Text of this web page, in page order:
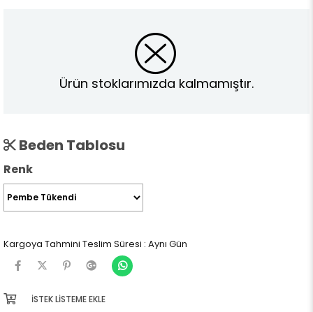
Ürün stoklarımızda kalmamıştır.
Beden Tablosu
Renk
Kargoya Tahmini Teslim Süresi : Aynı Gün
İSTEK LISTEME EKLE